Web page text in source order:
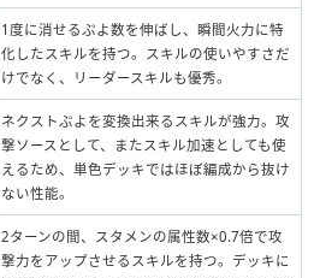
1度に消せるぷよ数を伸ばし、瞬間火力に特
化したスキルを持つ。スキルの使いやすさだ
けでなく、リーダースキルも優秀。
ネクストぷよを変換出来るスキルが強力。攻
撃ソースとして、またスキル加速としても使
えるため、単色デッキではほぼ編成から抜け
ない性能。
2ターンの間、スタメンの属性数×0.7倍で攻
撃力をアップさせるスキルを持つ。デッキに